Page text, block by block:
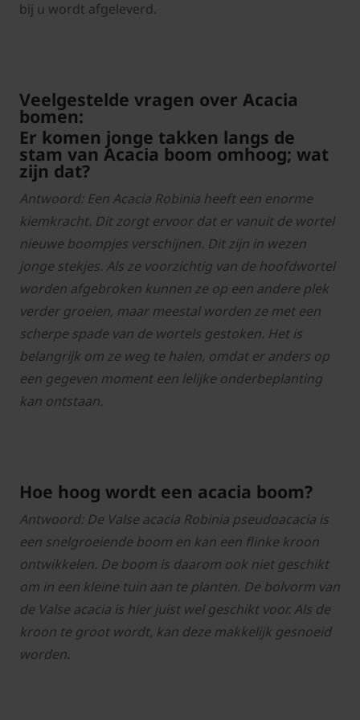
bij u wordt afgeleverd.
Veelgestelde vragen over Acacia
bomen:
Er komen jonge takken langs de
stam van Acacia boom omhoog; wat
zijn dat?
Antwoord: Een Acacia Robinia heeft een enorme
kiemkracht. Dit zorgt ervoor dat er vanuit de wortel
nieuwe boompjes verschijnen. Dit zijn in wezen
jonge stekjes. Als ze voorzichtig van de hoofdwortel
worden afgebroken kunnen ze op een andere plek
verder groeien, maar meestal worden ze met een
scherpe spade van de wortels gestoken. Het is
belangrijk om ze weg te halen, omdat er anders op
een gegeven moment een lelijke onderbeplanting
kan ontstaan.
Hoe hoog wordt een acacia boom?
Antwoord: De Valse acacia Robinia pseudoacacia is
een snelgroeiende boom en kan een flinke kroon
ontwikkelen. De boom is daarom ook niet geschikt
om in een kleine tuin aan te planten. De bolvorm van
de Valse acacia is hier juist wel geschikt voor. Als de
kroon te groot wordt, kan deze makkelijk gesnoeid
worden.